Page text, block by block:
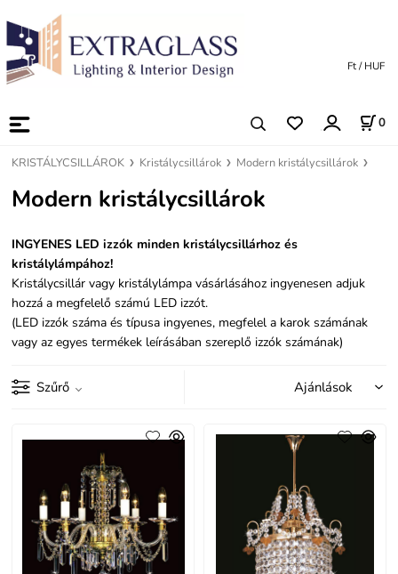
0
Ft / HUF
KRISTÁLYCSILLÁROK Kristálycsillárok Modern kristálycsillárok
Modern kristálycsillárok
INGYENES LED izzók minden kristálycsillárhoz és
kristálylámpához!
Kristálycsillár vagy kristálylámpa vásárlásához ingyenesen adjuk
hozzá a megfelelő számú LED izzót.
(LED izzók száma és típusa ingyenes, megfelel a karok számának
vagy az egyes termékek leírásában szereplő izzók számának)
Szűrő